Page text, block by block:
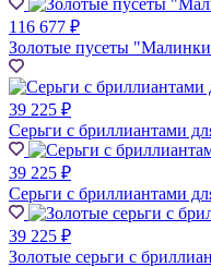
116 677 ₽
Золотые пусеты
39 225 ₽
Серьги с бриллиантами
39 225 ₽
Серьги с бриллиантами
39 225 ₽
Золотые серьги с